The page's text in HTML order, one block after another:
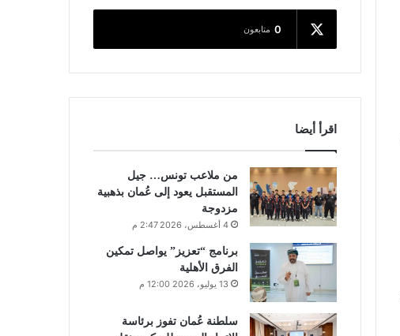
0 متابعون
اقرأ أيضا
من ملاعب تونس… جيل
المستقبل يعود إلى عُمان بذهبية
مزدوجة
4 أغسطس، 2026 2:47 م
برنامج “تعزيز” يواصل تمكين
الفرق الأهلية
13 يوليو، 2026 12:00 م
سلطنة عُمان تفوز برئاسة